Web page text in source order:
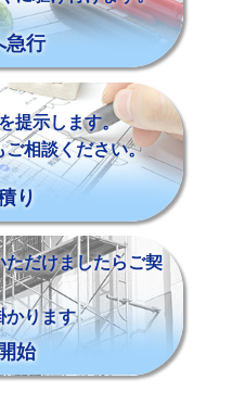
急行
提示します。
ご相談ください。
り
ただけましたらご契
かります
始